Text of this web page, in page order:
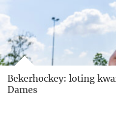
Bekerhockey: loting
Dames